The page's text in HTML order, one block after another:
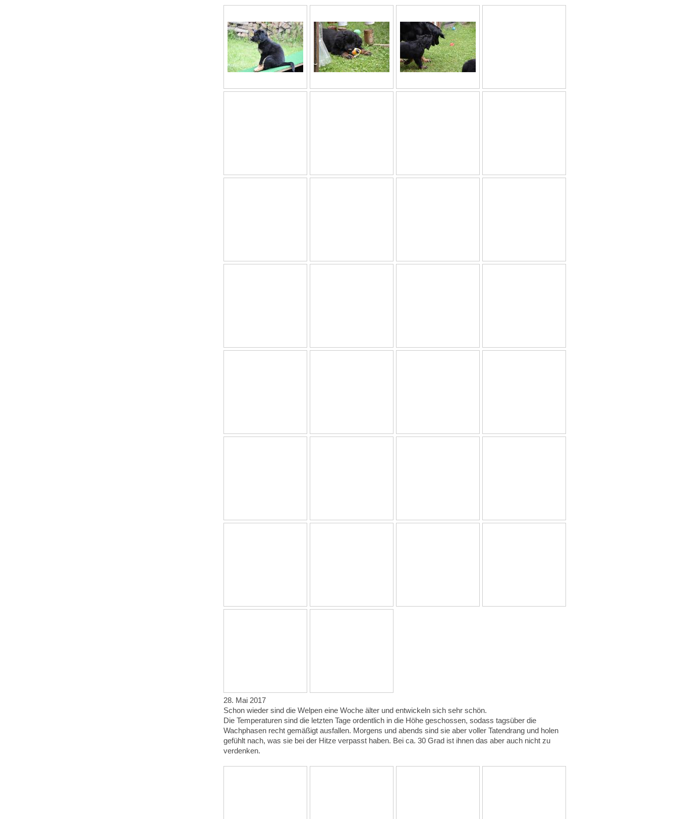
28. Mai 2017
Schon wieder sind die Welpen eine Woche älter und entwickeln sich sehr schön.
Die Temperaturen sind die letzten Tage ordentlich in die Höhe geschossen, sodass tagsüber die
Wachphasen recht gemäßigt ausfallen. Morgens und abends sind sie aber voller Tatendrang und holen
gefühlt nach, was sie bei der Hitze verpasst haben. Bei ca. 30 Grad ist ihnen das aber auch nicht zu
verdenken.